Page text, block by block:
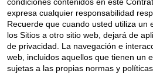
expresa cualquier responsabilidad
Recuerde que cuando usted utiliza un
los Sitios a otro sitio web, dejará de
de privacidad. La navegación e
web, incluidos aquellos que tienen un
sujetas a las propias normas y